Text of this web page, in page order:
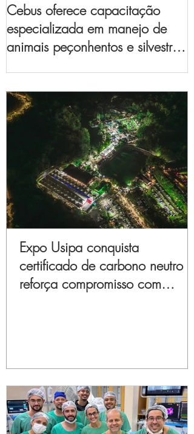
Cebus oferece capacitação
especializada em manejo de
animais peçonhentos e silvestres
Expo Usipa conquista
certificado de carbono neutro e
reforça compromisso com